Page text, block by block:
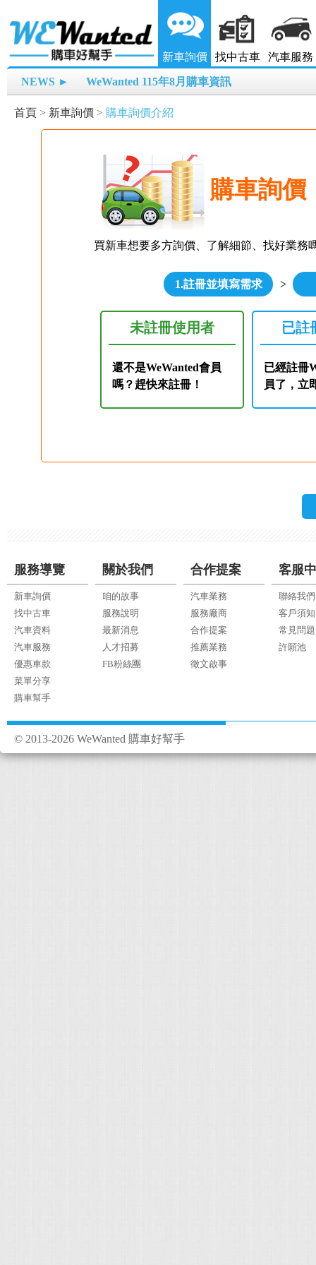
新車詢價 找中古車 汽車服務
NEWS ► WeWanted 115年8月購車資訊
首頁 > 新車詢價 > 購車詢價介紹
購車詢價
買新車想要多方詢價、了解細節、找好業務
1.註冊並填寫需求 >
未註冊使用者
還不是WeWanted會員
嗎？趕快來註冊！
已註
已經註冊
員了，立
服務導覽
新車詢價
找中古車
汽車資料
汽車服務
優惠車款
菜單分享
購車幫手
關於我們
咱的故事
服務說明
最新消息
人才招募
FB粉絲團
合作提案
汽車業務
服務廠商
合作提案
推薦業務
徵文啟事
客服
聯絡我們
客戶須知
常見問題
許願池
© 2013-2026 WeWanted 購車好幫手